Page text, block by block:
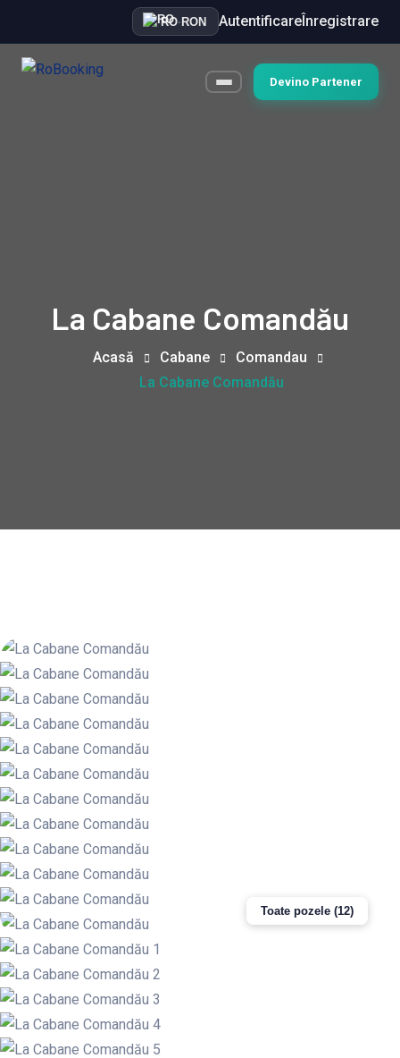
RO·RON AutentificareÎnregistrare
Devino Partener
La Cabane Comandău
Acasă Cabane
Comandau
La Cabane Comandău
Toate pozele (12)